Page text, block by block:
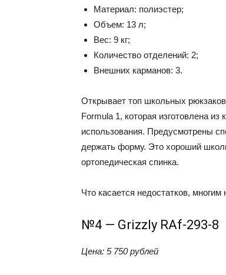
Материал: полиэстер;
Объем: 13 л;
Вес: 9 кг;
Количество отделений: 2;
Внешних карманов: 3.
Открывает топ школьных
Formula 1, которая изготовлена
использования. Предусмотрены
держать форму. Это хороший
ортопедическая спинка.
Что касается недостатков,
№4 — Grizzly RAf-293-8
Цена: 5 750рублей